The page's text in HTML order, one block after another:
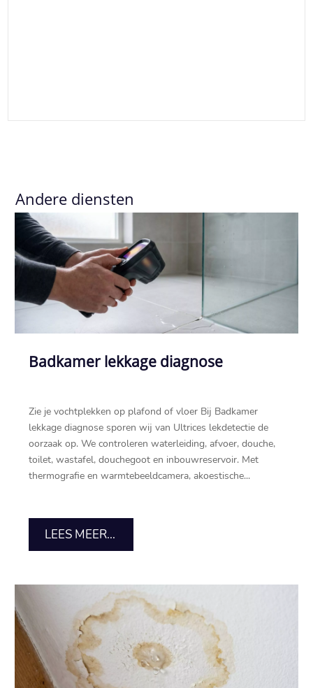
Andere diensten
Badkamer lekkage diagnose
Zie je vochtplekken op plafond of vloer Bij Badkamer
lekkage diagnose sporen wij van Ultrices lekdetectie de
oorzaak op.​ We controleren waterleiding, afvoer, douche,
toilet, wastafel, douchegoot en inbouwreservoir.​ Met
thermografie en warmtebeeldcamera, akoestische...
LEES MEER...